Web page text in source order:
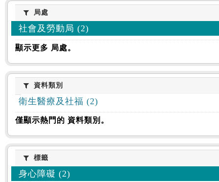
:::
局處局處
社會及勞動局 (2)
顯示更多 局處。
資料類別
資料類別
衛生醫療及社福 (2)
僅顯示熱門的 資料類別。
標籤標籤
身心障礙 (2)